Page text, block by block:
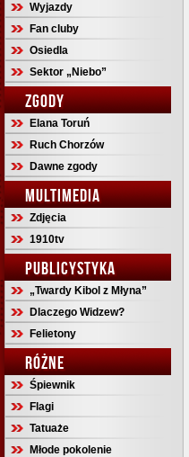
Wyjazdy
Fan cluby
Osiedla
Sektor „Niebo”
ZGODY
Elana Toruń
Ruch Chorzów
Dawne zgody
MULTIMEDIA
Zdjęcia
1910tv
PUBLICYSTYKA
„Twardy Kibol z Młyna”
Dlaczego Widzew?
Felietony
RÓŻNE
Śpiewnik
Flagi
Tatuaże
Młode pokolenie